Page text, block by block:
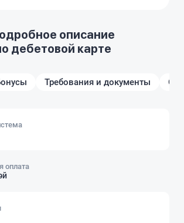
описание
дебетовой карте
Требования и документы
оплата